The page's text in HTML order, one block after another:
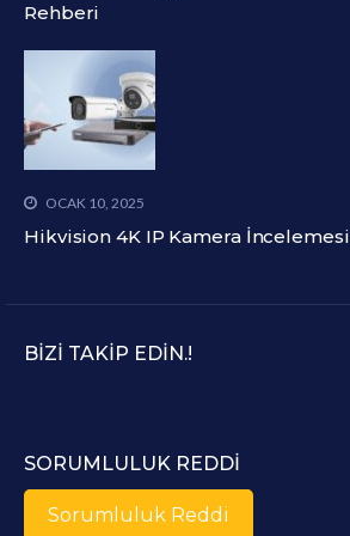
Rehberi
OCAK 10, 2025
Hikvision 4K IP Kamera İncelemesi
BIZI TAKIP EDIN.!
SORUMLULUK REDDI
Sorumluluk Reddi